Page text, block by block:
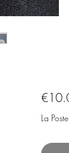
La Poste